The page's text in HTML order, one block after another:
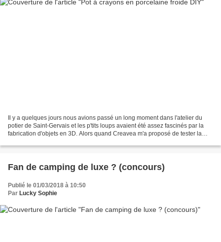
Il y a quelques jours nous avions passé un long moment dans l'atelier du
potier de Saint-Gervais et les p'tits loups avaient été assez fascinés par la
fabrication d'objets en 3D. Alors quand Creavea m'a proposé de tester la
Fan de camping de luxe ? (concours)
Publié le 01/03/2018 à 10:50
Par Lucky Sophie